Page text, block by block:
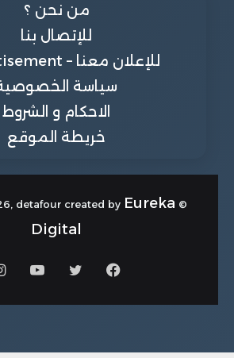
من نحن ؟
للإتصال بنا
للإعلان معنا – Advertisement
سياسة
الاحكام و الشروط
خريطة الموقع
© Copyright 2026, detafour created by
Eureka
Digital
فيسبوكتويتر